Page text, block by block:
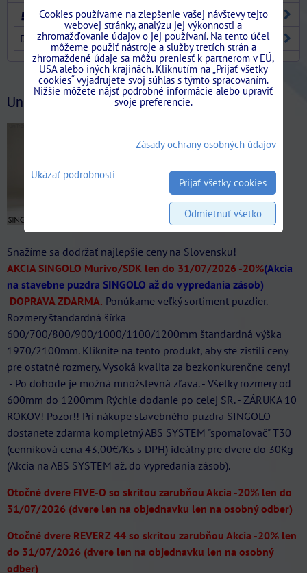
STAVEBNÉ PUZDRA
DVERE
Stavebne.Puzdra.Unitrex/?ref=bookmarks
UniTrEx News
Snažíme sa dodržať najlepšie ceny na Slovensku!
AKCIA SINGOLO Murivo/SDK len do 31/07/2026 -20%(Akcia
na stavebne puzdra SINGOLO až do vypredania zásob)
DOPRAVA ZDARMA. Ponúkame veľký sortiment puzdier.
Rozmery štandardná šírka
600/700/800/900/1000/1100/1200mm štandardná výška
1970/2100mm. Kliknite na tento produkt, aby ste zistili ceny
pre ostatné rozmery. Vysoká kvalita za bezkonkurenčne ceny!
- Po dohode je možná množstevná zľava. - Všetky rozmery od
600mm do 1200mm Rýchle dodanie po celej SR. - ZÁRUKA 10
ROKOV! Pozor!! Pri nákupe stavebného puzdra SINGOLO
dostanete zdarma kompletný ABS SYSTEM "spomaľovač" T30
(cenníková cena 43,00€/Ks s DPH) ideálny pre dvere do 30Kg
(Akcia na ABS SYSTEM až. do vypredania zásob).
Otočné dvere FIVE-O so skritou zarubňou Akcia -20% len do
31/07/2026 (dvere len na objednavku len na osobný odber)
Otočné dvere REVERZ 44 so skritou zarubňou Akcia -20% len
do 31/07/2026 (dvere len na objednavku len na osobný
odber)
Cookies používame na zlepšenie vašej návštevy tejto
webovej stránky, analýzu jej výkonnosti a
zhromažďovanie údajov o jej používaní. Na tento účel
môžeme použiť nástroje a služby tretích strán a
zhromaždené údaje sa môžu preniesť k partnerom v EÚ,
USA alebo iných krajinách. Kliknutím na „Prijať všetky
cookies“ vyjadrujete svoj súhlas s týmto spracovaním.
Nižšie môžete nájsť podrobné informácie alebo upraviť
svoje preferencie.
Zásady ochrany osobných údajov
Ukázať podrobnosti
Prijať všetky cookies
Odmietnuť všetko